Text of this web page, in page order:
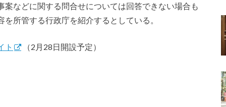
などに関する問合せについては回答できない場合も
所管する行政庁を紹介するとしている。
ト （2月28日開設予定）